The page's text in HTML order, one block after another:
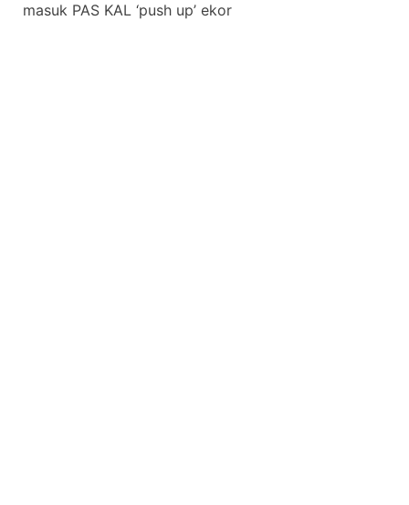
masuk PAS KAL ‘push up’ ekor